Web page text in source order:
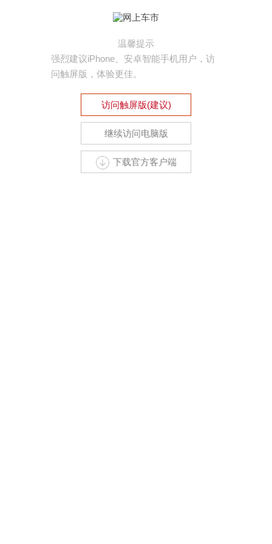
温馨提示
强烈建议iPhone、安卓智能手机用户，访
问触屏版，体验更佳。
访问触屏版(建议)
继续访问电脑版
下载官方客户端